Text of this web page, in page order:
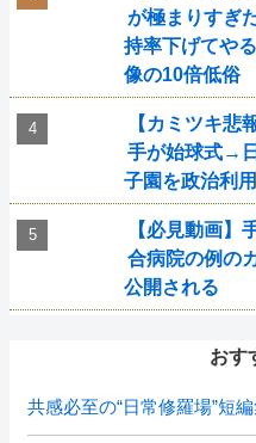
が極まりすぎ
持率下げてや
像の10倍低俗
【カミツキ悲
手が始球式→
子園を政治利
【必見動画
合病院の例の
公開される
おす
共感必至の“日常修羅場”短編